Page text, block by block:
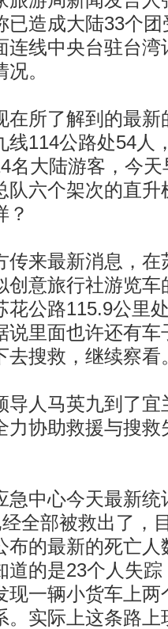
已造成大陆33个
连线中央台驻台湾
。
所了解到的最新
线114公路处54人
名大陆游客，今
队六个架次的直升
？
来最新消息，在
创意旅行社游览车
花公路115.9公里
说里面也许还有车
去搜救，继续察看
人马英九到了宜
力协助救援与搜救
中心今天最新统
全部被救出了，
布的最新的死亡人
道的是23个人失
现一辆小货车上
。实际上这条路